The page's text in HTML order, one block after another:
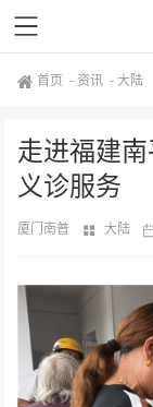
首页 - 资讯 -大陆
走进福建
义诊服务
厦门南普 大陆